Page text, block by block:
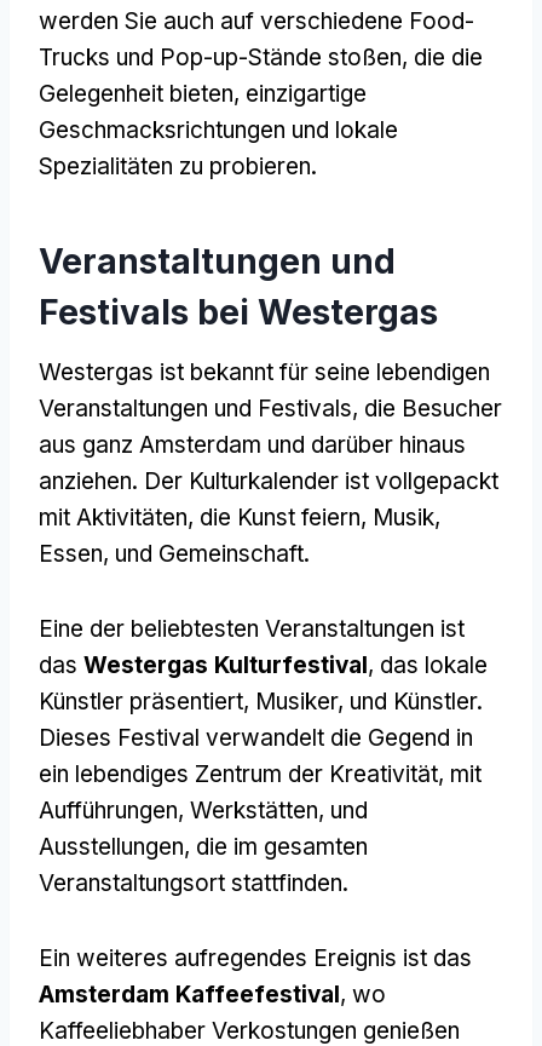
werden Sie auch auf verschiedene Food-
Trucks und Pop-up-Stände stoßen, die die
Gelegenheit bieten, einzigartige
Geschmacksrichtungen und lokale
Spezialitäten zu probieren.
Veranstaltungen und
Festivals bei Westergas
Westergas ist bekannt für seine lebendigen
Veranstaltungen und Festivals, die Besucher
aus ganz Amsterdam und darüber hinaus
anziehen. Der Kulturkalender ist vollgepackt
mit Aktivitäten, die Kunst feiern, Musik,
Essen, und Gemeinschaft.
Eine der beliebtesten Veranstaltungen ist
das Westergas Kulturfestival, das lokale
Künstler präsentiert, Musiker, und Künstler.
Dieses Festival verwandelt die Gegend in
ein lebendiges Zentrum der Kreativität, mit
Aufführungen, Werkstätten, und
Ausstellungen, die im gesamten
Veranstaltungsort stattfinden.
Ein weiteres aufregendes Ereignis ist das
Amsterdam Kaffeefestival, wo
Kaffeeliebhaber Verkostungen genießen